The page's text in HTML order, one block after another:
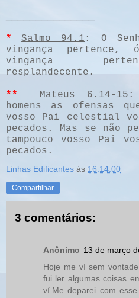
* Salmo 94.1 : O
vingança pertence,
vingança
resplandecente.
** Mateus 6.14-15 :
homens as ofensas
vosso Pai celestial
pecados. Mas se não
tampouco vosso Pai
pecados.
Linhas Edificantes às 16:14:00
Compartilhar
3 comentários:
Anônimo 13 de março
Hoje me ví sem
fui ler algumas coisas
ví.Me deparei com